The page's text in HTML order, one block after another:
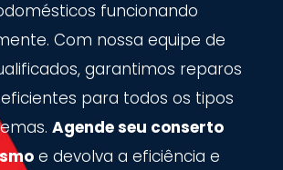
funcionando
Com nossa equipe de
garantimos reparos
para todos os tipos
Agende seu conserto
e devolva a eficiência e